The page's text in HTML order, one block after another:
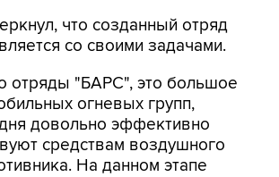
что созданный отряд
со своими задачами.
отряды "БАРС", это большое
огневых групп,
довольно эффективно
средствам воздушного
На данном этапе